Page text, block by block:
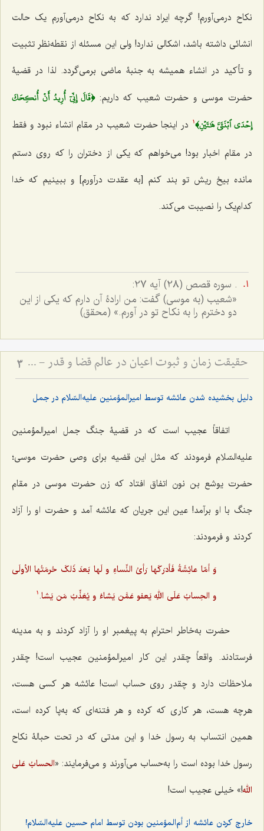
نکاح درمی‌آورم! گرچه ایراد ندارد که به نکاح درمی‌آورم یک حالت
انشائی داشته باشد، اشکالی ندارد! ولی این مسئله از نقطه‌نظر تثبیت
و تأکید در انشاء همیشه به جنبۀ ماضی برمی‌گردد. لذا در قضیۀ
حضرت موسی و حضرت شعیب که داریم:﴿قَالَ إِنِّيٓ أُرِيدُ أَنۡ أُنكِحَكَ
إِحۡدَى ٱبۡنَتَيَّ هَٰتَيۡنِ﴾1
در اینجا حضرت شعیب در مقام انشاء نبود و فقط
در مقام اخبار بود! می‌خواهم که یکی از دختران را که روی دستم
مانده بیخ ریش تو بند کنم [به عقدت درآورم] و ببینیم که خدا
کدام‌یک را نصیبت می‌کند.
. سوره قصص (28) آیه 27:
«شعیب (به موسی) گفت: من ارادۀ آن دارم که یکی از این
دو دخترم را به نکاح تو در آورم.» (محقق)
حقیقت زمان و ثبوت اعیان در عالم قضا و قدر - تبیین نسبت میان حرکت دهری و تحقق خارجی موجودات 3
دلیل بخشیده شدن عائشه توسط امیرالمؤمنین علیه‌السّلام در جمل
اتفاقاً عجیب است که در قضیۀ جنگ جمل امیرالمؤمنین
علیه‌السّلام فرمودند که مثل این قضیه برای وصی حضرت موسی؛
حضرت یوشع بن نون اتفاق افتاد که زن حضرت موسی در مقام
جنگ با او برآمد! عین این جریان که عائشه آمد و حضرت او را آزاد
کردند و فرمودند:
وَ أمّا عائِشَةُ فَأدرَکَها رَأیُ النِّساءِ و لَها بَعدَ ذَلکَ حُرمَتُها الأولَى
و الحِسابُ عَلَى اللهِ یَعفو عَمَّن یَشاءُ و یُعَذِّبُ مَن یَشا.
1
حضرت به‌خاطر احترام به پیغمبر او را آزاد کردند و به مدینه
فرستادند. واقعاً چقدر این کار امیرالمؤمنین عجیب است! چقدر
ملاحظات دارد و چقدر روی حساب است! عائشه هر کسی هست،
هرچه هست، هر کاری که کرده و هر فتنه‌ای که به‌پا کرده است،
همین انتساب به رسول خدا و این مدتی که در تحت حبالۀ نکاح
رسول خدا بوده است را به‌حساب می‌آورند و می‌فرمایند: «الحسابُ عَلی
الله!» خیلی عجیب است!
خارج کردن عائشه از أم‌المؤمنین بودن توسط امام حسین علیه‌السّلام!